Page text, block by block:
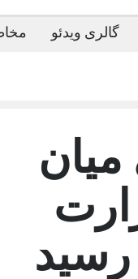
گالری ویدئو
رسید